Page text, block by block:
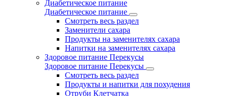
Диабетическое питание
Диабетическое питание
Смотреть весь раздел
Заменители сахара
Продукты на заменителях сахара
Напитки на заменителях сахара
Здоровое питание Перекусы
Здоровое питание Перекусы
Смотреть весь раздел
Продукты и напитки для похудения
Отруби Клетчатка